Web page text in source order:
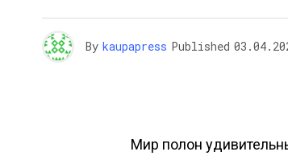
By kaupapress Published
Мир полон